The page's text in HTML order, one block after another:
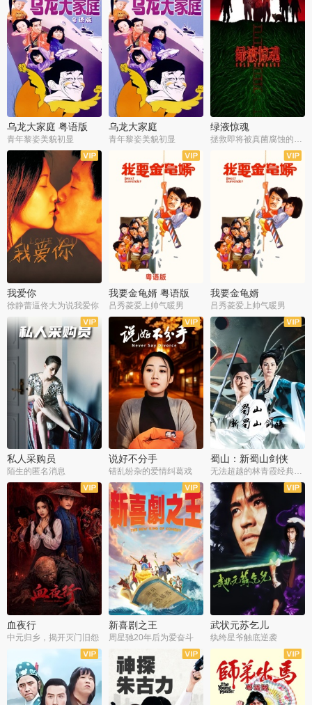
乌龙大家庭 粤语版
青年黎姿美貌初显
乌龙大家庭
青年黎姿美貌初显
绿液惊魂
拯救即将被真菌腐蚀的世界
我爱你
徐静蕾逼佟大为说我爱你
我要金龟婿 粤语版
吕秀菱爱上帅气暖男
我要金龟婿
吕秀菱爱上帅气暖男
私人采购员
陌生的匿名消息
说好不分手
错乱纷杂的爱情纠葛戏
蜀山：新蜀山剑侠
无法超越的林青霞经典角色
血夜行
中元归乡，揭开灭门旧怨
新喜剧之王
周星驰20年后为爱奋斗
武状元苏乞儿
纨绔星爷触底逆袭